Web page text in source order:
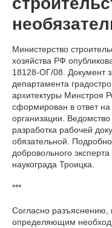
Министерство
хозяйства РФ
18128-ОГ/08. Документ
департамента
архитектуры Минстроя
сформирован в ответ на
организации.
разработка рабочей
обязательной.
добровольного
наукограда Троицка.
***
Согласно
определяющим